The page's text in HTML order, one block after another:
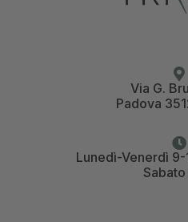
Via G.
Padova
Lunedì-Venerdì